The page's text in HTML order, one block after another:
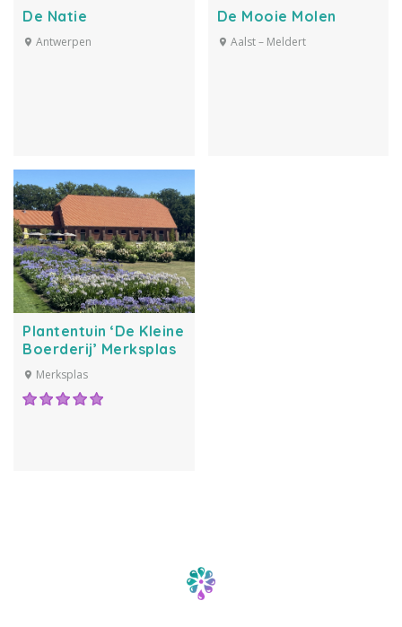
De Natie
Antwerpen
De Mooie Molen
Aalst – Meldert
Plantentuin ‘De Kleine
Boerderij’ Merksplas
Merksplas